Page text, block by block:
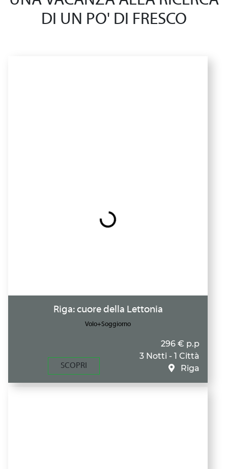
DI UN PO' DI FRESCO
Riga: cuore della Lettonia
Volo+Soggiorno
SCOPRI
296 € p.p
3 Notti - 1 Città
Riga